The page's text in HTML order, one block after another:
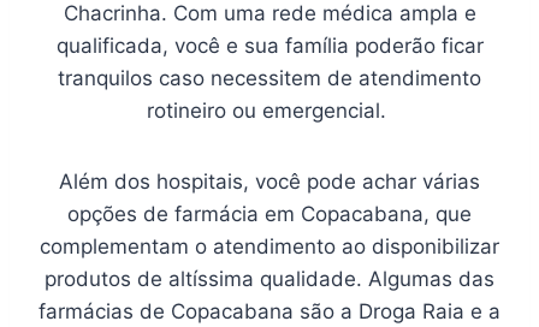
Chacrinha. Com uma rede médica ampla e
qualificada, você e sua família poderão ficar
tranquilos caso necessitem de atendimento
rotineiro ou emergencial.
Além dos hospitais, você pode achar várias
opções de farmácia em Copacabana, que
complementam o atendimento ao disponibilizar
produtos de altíssima qualidade. Algumas das
farmácias de Copacabana são a Droga Raia e a